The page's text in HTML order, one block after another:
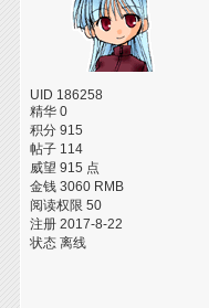
UID 186258
精华 0
积分 915
帖子 114
威望 915 点
金钱 3060 RMB
阅读权限 50
注册 2017-8-22
状态 离线